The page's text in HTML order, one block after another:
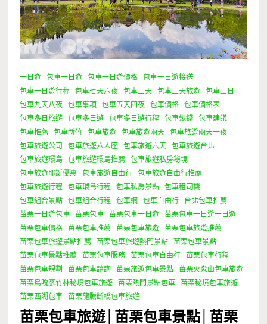
一日遊 包車一日遊 包車一日遊價格
包車一日遊接送
包車一日遊行程
包車七天六夜 包車三天 包車三天旅遊
包車三日
包車九天八夜
包車事項 包車五天四夜 包車價格
包車價格表
包車多日旅遊
包車多日遊 包車多日遊行程 包車幾錢
包車建議
包車推薦
包車新竹 包車旅遊 包車旅遊兩天
包車旅遊兩天一夜
包車旅遊公司
包車旅遊六人座 包車旅遊六天
包車旅遊台北
包車旅遊環島
包車旅遊環島推薦
包車旅遊私房秘境
包車旅遊耶誕優惠
包車旅遊自由行
包車旅遊自由行推薦
包車旅遊行程
包車環島行程 包車私房景點
包車租司機
包車組合景點
包車組合行程 包車網 包車自由行
台北包車推薦
苗栗一日遊包車
苗栗包車 苗栗包車一日遊
苗栗包車一日遊一日遊
苗栗包車價格
苗栗包車推薦 苗栗包車旅遊
苗栗包車旅遊推薦
苗栗包車旅遊景點推薦
苗栗包車旅遊熱門景點
苗栗包車景點
苗栗包車景點推薦
苗栗包車服務 苗栗包車自由行
苗栗包車行程
苗栗包車規劃
苗栗包車諮詢 苗栗旅遊包車景點
苗栗火炎山包車旅遊
苗栗烏嘎彥竹林秘境包車旅遊
苗栗熱門景點包車
苗栗秘境包車旅遊
苗栗西湖包車
苗栗龍騰斷橋包車旅遊
苗栗包車旅遊│苗栗包車景點│苗栗